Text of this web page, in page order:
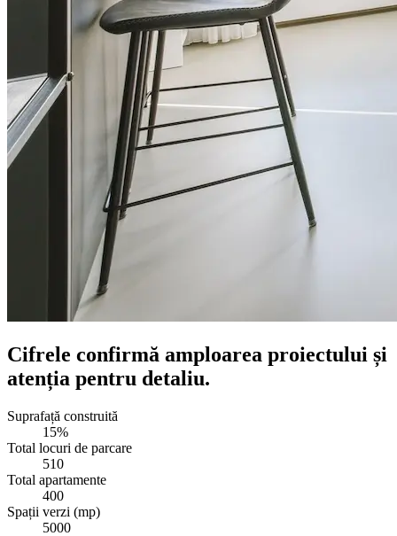
Cifrele confirmă amploarea proiectului și
atenția pentru detaliu.
Suprafață construită
15%
Total locuri de parcare
510
Total apartamente
400
Spații verzi (mp)
5000